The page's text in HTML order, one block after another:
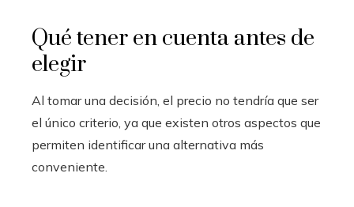
Qué tener en cuenta antes de
elegir
Al tomar una decisión, el precio no tendría que ser
el único criterio, ya que existen otros aspectos que
permiten identificar una alternativa más
conveniente.